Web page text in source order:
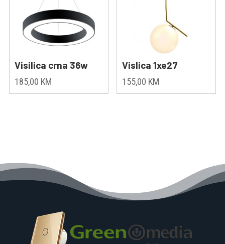
Visilica crna 36w
185,00 KM
Vislica 1xe27
155,00 KM